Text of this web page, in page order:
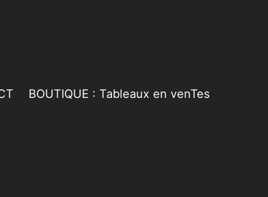
BOUTIQUE : Tableaux en venTes